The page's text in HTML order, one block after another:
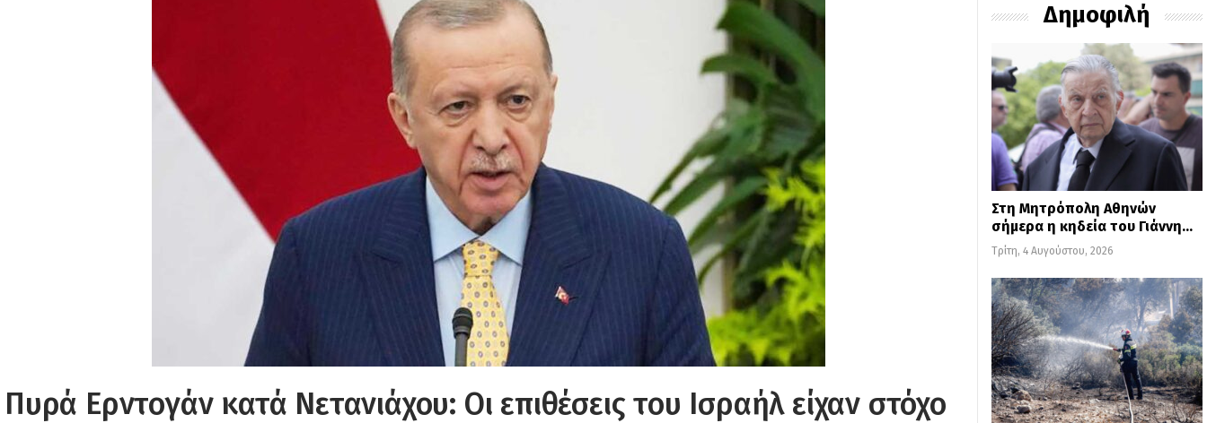
Πυρά Ερντογάν κατά Νετανιάχου: Οι επιθέσεις του Ισραήλ είχαν στόχο
Δημοφιλή
Στη Μητρόπολη Αθηνών
σήμερα η κηδεία του Γιάννη…
Τρίτη, 4 Αυγούστου, 2026